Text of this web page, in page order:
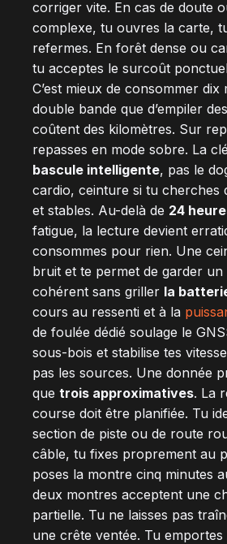
corriger vite. En cas de doute
complexe, tu ouvres la carte,
refermes. En forêt dense ou
tu acceptes le surcoût
C’est mieux de consommer dix
double bande que d’empiler
coûtent des kilomètres. Sur
repasses en mode sobre. La
bascule intelligente, pas le
cardio, ceinture si tu cherches
et stables. Au-delà de 24
fatigue, la lecture devient
consommes pour rien. Une
bruit et te permet de garder un
cohérent sans griller la
cours au ressenti et à la
de foulée dédié soulage le
sous-bois et stabilise tes
pas les sources. Une donnée
que trois approximatives. La
course doit être planifiée. Tu
section de piste ou de route
câble, tu fixes proprement au
poses la montre cinq minutes
deux montres acceptent une
partielle. Tu ne laisses pas
une crête ventée. Tu